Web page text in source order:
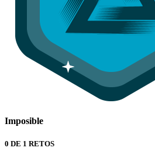
Imposible
0 DE 1 RETOS